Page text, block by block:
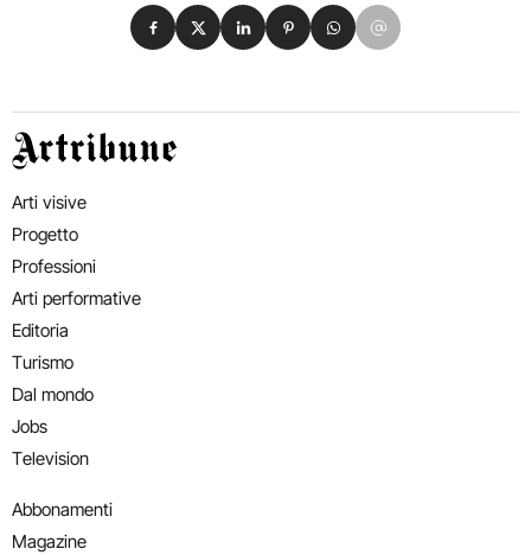
Condividi su Facebook
Condividi su X
Condividi su LinkedIn
Condividi su Pinterest
Condividi su WhatsApp
Condividi su Email
Artribune
Arti visive
Progetto
Professioni
Arti performative
Editoria
Turismo
Dal mondo
Jobs
Television
Abbonamenti
Magazine